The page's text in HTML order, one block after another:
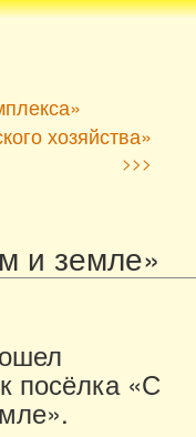
хозяйства»
>>>
и земле»
посёлка «С